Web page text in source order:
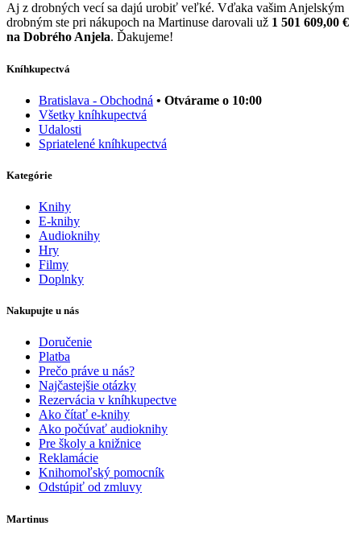
Aj z drobných vecí sa dajú urobiť veľké. Vďaka vašim Anjelským
drobným ste pri nákupoch na Martinuse darovali už 1 501 609,00 €
na Dobrého Anjela. Ďakujeme!
Kníhkupectvá
Bratislava - Obchodná • Otvárame o 10:00
Všetky kníhkupectvá
Udalosti
Spriatelené kníhkupectvá
Kategórie
Knihy
E-knihy
Audioknihy
Hry
Filmy
Doplnky
Nakupujte u nás
Doručenie
Platba
Prečo práve u nás?
Najčastejšie otázky
Rezervácia v kníhkupectve
Ako čítať e-knihy
Ako počúvať audioknihy
Pre školy a knižnice
Reklamácie
Knihomoľský pomocník
Odstúpiť od zmluvy
Martinus